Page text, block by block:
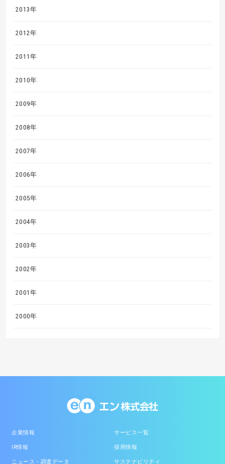
2013年
2012年
2011年
2010年
2009年
2008年
2007年
2006年
2005年
2004年
2003年
2002年
2001年
2000年
企業情報 サービス一覧
IR情報 採用情報
ニュース・調査データ サステナビリティ